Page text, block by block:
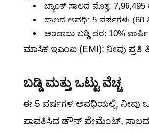
ಬ್ಯಾಂಕ್ ಸಾಲದ ಮೊತ್ತ:
ಸಾಲದ ಅವಧಿ: 5 ವರ್ಷಗಳು (60
ಅಂದಾಜು ಬಡ್ಡಿ ದರ: 10%
ಮಾಸಿಕ ಇಎಂಐ (EMI): ನೀವು ಪ್ರತಿ
ಬಡ್ಡಿ ಮತ್ತು ಒಟ್ಟು ವೆಚ್ಚ
ಈ 5 ವರ್ಷಗಳ ಅವಧಿಯಲ್ಲಿ, ನೀವು
ಪಾವತಿಸಿದ ಡೌನ್ ಪೇಮೆಂಟ್, ಸಾಲದ